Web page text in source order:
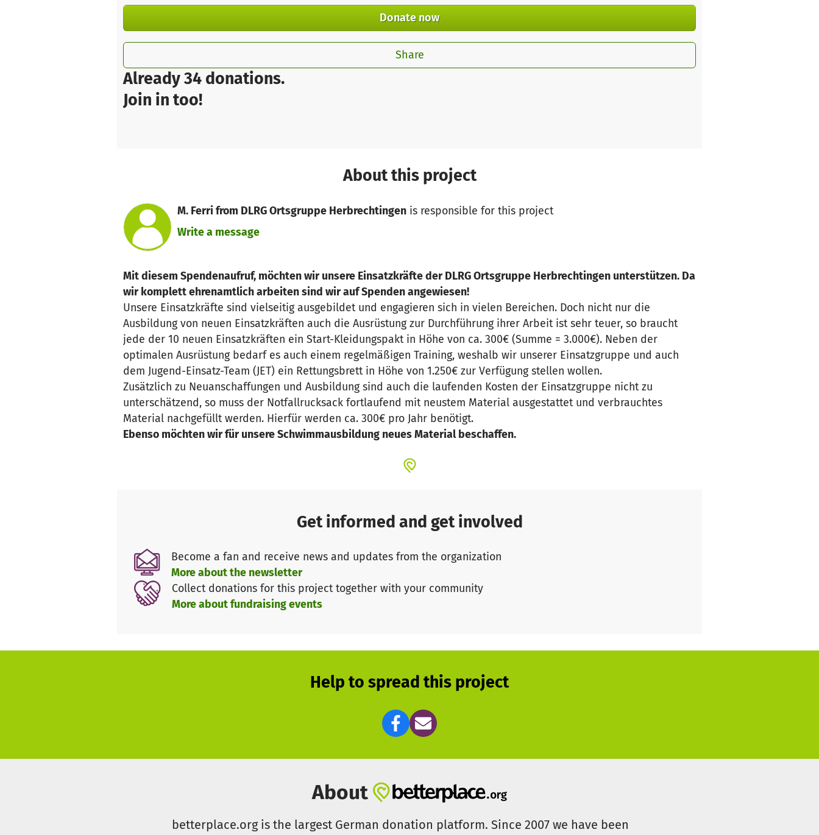
Already 34 donations.
Join in too!
Donate now
Share
About this project
M. Ferri from DLRG Ortsgruppe Herbrechtingenis responsible for this project
Write a message
Mit diesem Spendenaufruf, möchten wir unsere Einsatzkräfte der DLRG Ortsgruppe Herbrechtingen unterstützen. Da
wir komplett ehrenamtlich arbeiten sind wir auf Spenden angewiesen!
Unsere Einsatzkräfte sind vielseitig ausgebildet und engagieren sich in vielen Bereichen. Doch nicht nur die
Ausbildung von neuen Einsatzkräften auch die Ausrüstung zur Durchführung ihrer Arbeit ist sehr teuer, so braucht
jede der 10 neuen Einsatzkräften ein Start-Kleidungspakt in Höhe von ca. 300€ (Summe = 3.000€). Neben der
optimalen Ausrüstung bedarf es auch einem regelmäßigen Training, weshalb wir unserer Einsatzgruppe und auch
dem Jugend-Einsatz-Team (JET) ein Rettungsbrett in Höhe von 1.250€ zur Verfügung stellen wollen.
Zusätzlich zu Neuanschaffungen und Ausbildung sind auch die laufenden Kosten der Einsatzgruppe nicht zu
unterschätzend, so muss der Notfallrucksack fortlaufend mit neustem Material ausgestattet und verbrauchtes
Material nachgefüllt werden. Hierfür werden ca. 300€ pro Jahr benötigt.
Ebenso möchten wir für unsere Schwimmausbildung neues Material beschaffen.
Get informed and get involved
Become a fan and receive news and updates from the organization
More about the newsletter
Collect donations for this project together with your community
More about fundraising events
Help to spread this project
About
betterplace.org is the largest German donation platform. Since 2007 we have been